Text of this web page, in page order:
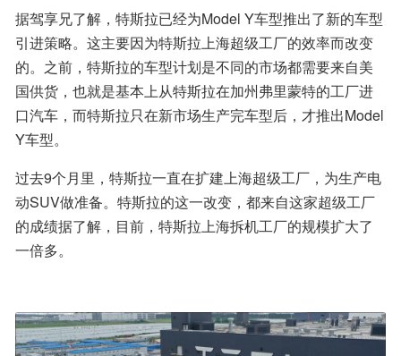
据驾享兄了解，特斯拉已经为Model Y车型推出了新的车型
引进策略。这主要因为特斯拉上海超级工厂的效率而改变
的。之前，特斯拉的车型计划是不同的市场都需要来自美
国供货，也就是基本上从特斯拉在加州弗里蒙特的工厂进
口汽车，而特斯拉只在新市场生产完车型后，才推出Model
Y车型。
过去9个月里，特斯拉一直在扩建上海超级工厂，为生产电
动SUV做准备。特斯拉的这一改变，都来自这家超级工厂
的成绩据了解，目前，特斯拉上海拆机工厂的规模扩大了
一倍多。